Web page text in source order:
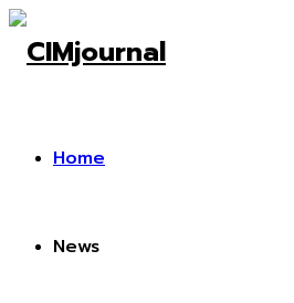
Home
News